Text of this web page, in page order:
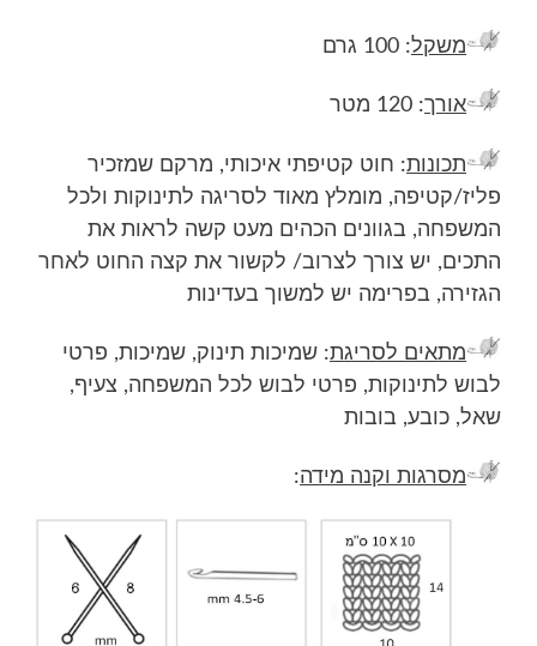
משקל: 100 גרם
אורך: 120 מטר
תכונות: חוט קטיפתי איכותי, מרקם שמזכיר
פליז/קטיפה, מומלץ מאוד לסריגה לתינוקות ולכל
המשפחה, בגוונים הכהים מעט קשה לראות את
התכים, יש צורך לצרוב/ לקשור את קצה החוט לאחר
הגזירה, בפרימה יש למשוך בעדינות
מתאים לסריגת: שמיכות תינוק, שמיכות, פרטי
לבוש לתינוקות, פרטי לבוש לכל המשפחה, צעיף,
שאל, כובע, בובות
מסרגות וקנה מידה: